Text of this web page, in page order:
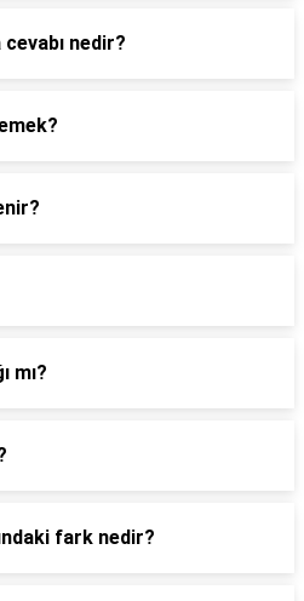
nedir?
mı?
fark nedir?